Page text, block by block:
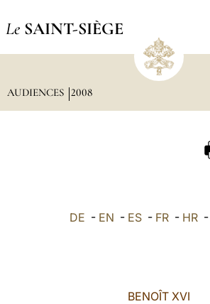
Le SAINT-SIÈGE
AUDIENCES 2008
DE - EN - ES- FR- HR-
BENOÎT XVI